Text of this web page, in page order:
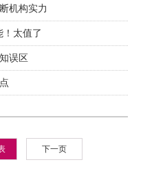
机构实力
太值了
误区
下一页